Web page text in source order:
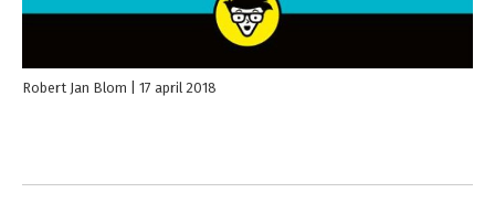
Robert Jan Blom 17 april 2018